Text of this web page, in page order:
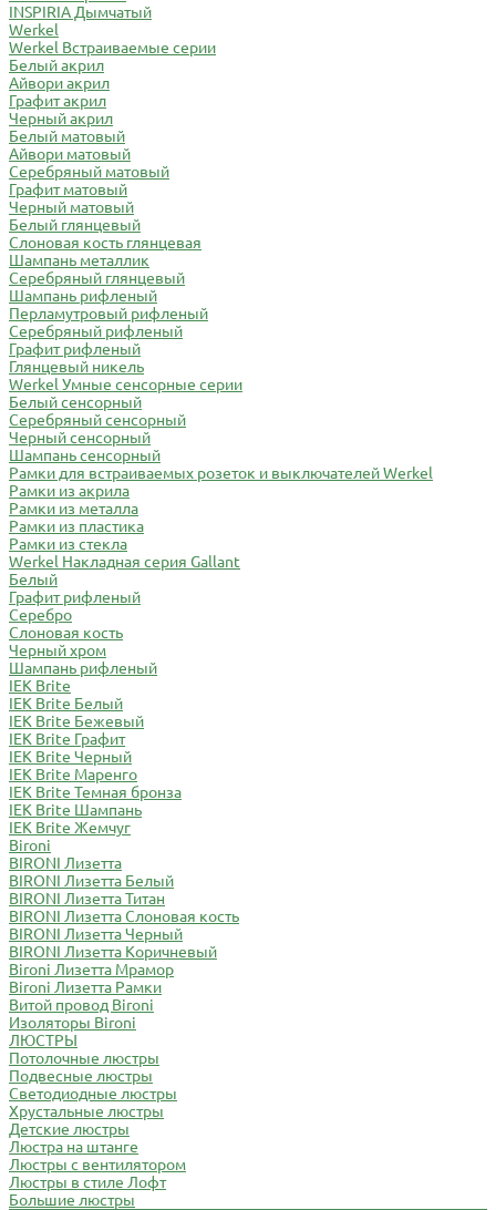
INSPIRIA Дымчатый
Werkel
Werkel Встраиваемые серии
Белый акрил
Айвори акрил
Графит акрил
Черный акрил
Белый матовый
Айвори матовый
Серебряный матовый
Графит матовый
Черный матовый
Белый глянцевый
Слоновая кость глянцевая
Шампань металлик
Серебряный глянцевый
Шампань рифленый
Перламутровый рифленый
Серебряный рифленый
Графит рифленый
Глянцевый никель
Werkel Умные сенсорные серии
Белый сенсорный
Серебряный сенсорный
Черный сенсорный
Шампань сенсорный
Рамки для встраиваемых розеток и выключателей Werkel
Рамки из акрила
Рамки из металла
Рамки из пластика
Рамки из стекла
Werkel Накладная серия Gallant
Белый
Графит рифленый
Серебро
Слоновая кость
Черный хром
Шампань рифленый
IEK Brite
IEK Brite Белый
IEK Brite Бежевый
IEK Brite Графит
IEK Brite Черный
IEK Brite Маренго
IEK Brite Темная бронза
IEK Brite Шампань
IEK Brite Жемчуг
Bironi
BIRONI Лизетта
BIRONI Лизетта Белый
BIRONI Лизетта Титан
BIRONI Лизетта Cлоновая кость
BIRONI Лизетта Черный
BIRONI Лизетта Коричневый
Bironi Лизетта Мрамор
Bironi Лизетта Рамки
Витой провод Bironi
Изоляторы Bironi
ЛЮСТРЫ
Потолочные люстры
Подвесные люстры
Светодиодные люстры
Хрустальные люстры
Детские люстры
Люстра на штанге
Люстры с вентилятором
Люстры в стиле Лофт
Большие люстры